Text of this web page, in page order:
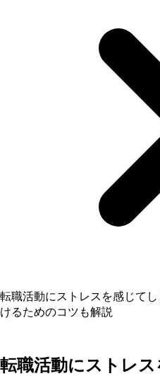
転職活動にストレスを感じて
けるためのコツも解説
転職活動にストレ